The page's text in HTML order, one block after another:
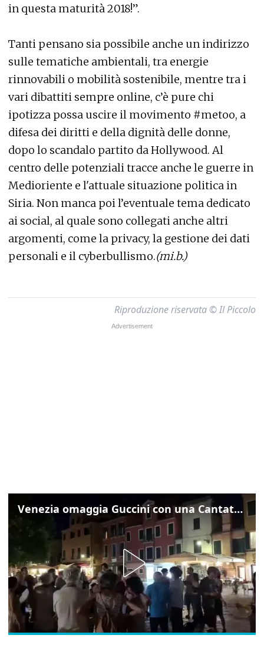
in questa maturità 2018!”.
Tanti pensano sia possibile anche un indirizzo
sulle tematiche ambientali, tra energie
rinnovabili o mobilità sostenibile, mentre tra i
vari dibattiti sempre online, c’è pure chi
ipotizza possa uscire il movimento #metoo, a
difesa dei diritti e della dignità delle donne,
dopo lo scandalo partito da Hollywood. Al
centro delle potenziali tracce anche le guerre in
Medioriente e l'attuale situazione politica in
Siria. Non manca poi l’eventuale tema dedicato
ai social, al quale sono collegati anche altri
argomenti, come la privacy, la gestione dei dati
personali e il cyberbullismo.(mi.b.)
Riproduzione riservata © Il Piccolo
Venezia omaggia Guccini con una Cantata Anarchica in campo Santa Margherita